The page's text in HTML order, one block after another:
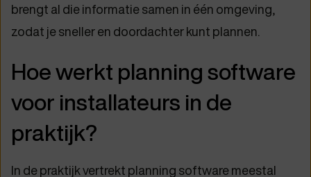
brengt al die informatie samen in één omgeving,
zodat je sneller en doordachter kunt plannen.
Hoe werkt planning software
voor installateurs in de
praktijk?
In de praktijk vertrekt planning software meestal